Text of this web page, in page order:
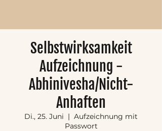
Selbstwirksamkeit
Aufzeichnung -
Abhinivesha/Nicht-
Anhaften
Di., 25. Juni
  |
Aufzeichnung mit
Passwort